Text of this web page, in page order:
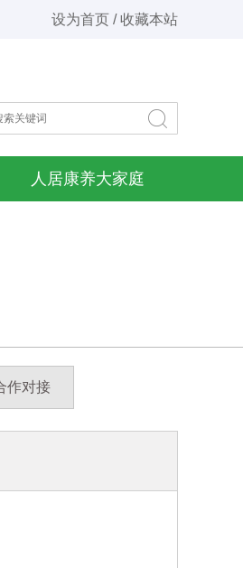
设为首页 / 收藏本站
人居康养大家庭
作对接